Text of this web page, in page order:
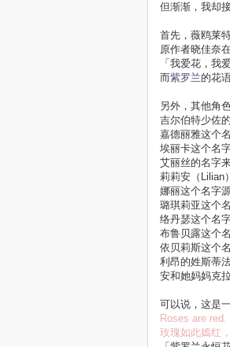
但渐渐，我却
首先，薇鸥莱
原作者晓佳奈
「我爱花，我
而紫罗兰的花
另外，其他角
吉尔伯特少佐
嘉德丽雅这个
埃丽卡这个名
艾丽丝的名字
莉莉安（Lilian
娜丽这个名字
璐琪莉亚这个
络丹瑟这个名
布鲁贝露这个
依贝莉斯这个
利昂的姓斯蒂
安和她妈妈克
可以说，这是
Roses are red.
玫瑰如此嫣红，